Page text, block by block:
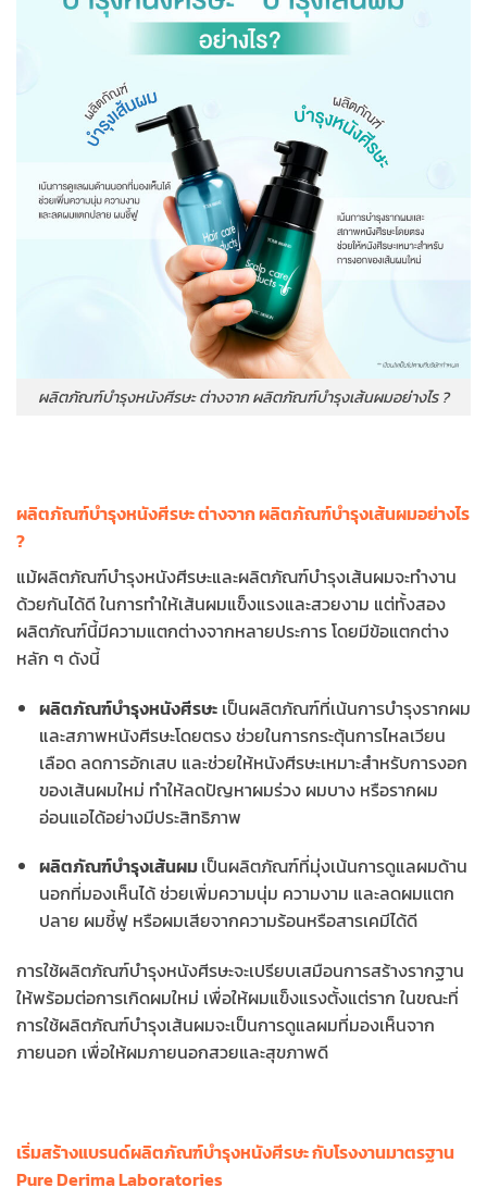
ผลิตภัณฑ์บำรุงหนังศีรษะ ต่างจาก ผลิตภัณฑ์บำรุงเส้นผมอย่างไร ?
ผลิตภัณฑ์บำรุงหนังศีรษะ ต่างจาก ผลิตภัณฑ์บำรุงเส้นผมอย่างไร
?
แม้ผลิตภัณฑ์บำรุงหนังศีรษะและผลิตภัณฑ์บำรุงเส้นผมจะทำงาน
ด้วยกันได้ดี ในการทำให้เส้นผมแข็งแรงและสวยงาม แต่ทั้งสอง
ผลิตภัณฑ์นี้มีความแตกต่างจากหลายประการ โดยมีข้อแตกต่าง
หลัก ๆ ดังนี้
ผลิตภัณฑ์บำรุงหนังศีรษะเป็นผลิตภัณฑ์ที่เน้นการบำรุงรากผม
และสภาพหนังศีรษะโดยตรง ช่วยในการกระตุ้นการไหลเวียน
เลือด ลดการอักเสบ และช่วยให้หนังศีรษะเหมาะสำหรับการงอก
ของเส้นผมใหม่ ทำให้ลดปัญหาผมร่วง ผมบาง หรือรากผม
อ่อนแอได้อย่างมีประสิทธิภาพ
ผลิตภัณฑ์บำรุงเส้นผมเป็นผลิตภัณฑ์ที่มุ่งเน้นการดูแลผมด้าน
นอกที่มองเห็นได้ ช่วยเพิ่มความนุ่ม ความงาม และลดผมแตก
ปลาย ผมชี้ฟู หรือผมเสียจากความร้อนหรือสารเคมีได้ดี
การใช้ผลิตภัณฑ์บำรุงหนังศีรษะจะเปรียบเสมือนการสร้างรากฐาน
ให้พร้อมต่อการเกิดผมใหม่ เพื่อให้ผมแข็งแรงตั้งแต่ราก ในขณะที่
การใช้ผลิตภัณฑ์บำรุงเส้นผมจะเป็นการดูแลผมที่มองเห็นจาก
ภายนอก เพื่อให้ผมภายนอกสวยและสุขภาพดี
เริ่มสร้างแบรนด์ผลิตภัณฑ์บำรุงหนังศีรษะ กับโรงงานมาตรฐาน
Pure Derima Laboratories